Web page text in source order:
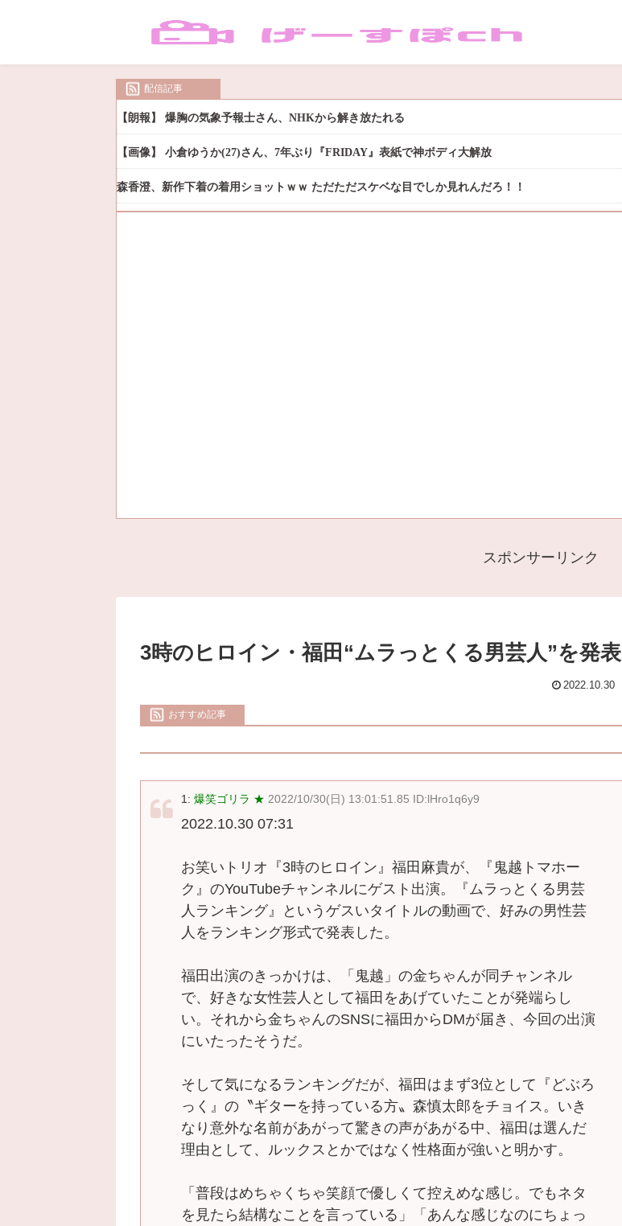
配信記事
【朗報】 爆胸の気象予報士さん、NHKから解き放たれる
【画像】 小倉ゆうか(27)さん、7年ぶり『FRIDAY』表紙で神ボディ大解放
森香澄、新作下着の着用ショットｗｗ ただただスケベな目でしか見れんだろ！！
スポンサーリンク
3時のヒロイン・福田“ムラっとくる男芸人”を発表
2022.10.30
おすすめ記事
1: 爆笑ゴリラ ★ 2022/10/30(日) 13:01:51.85 ID:lHro1q6y9
2022.10.30 07:31
お笑いトリオ『3時のヒロイン』福田麻貴が、『鬼越トマホー
ク』のYouTubeチャンネルにゲスト出演。『ムラっとくる男芸
人ランキング』というゲスいタイトルの動画で、好みの男性芸
人をランキング形式で発表した。
福田出演のきっかけは、「鬼越」の金ちゃんが同チャンネル
で、好きな女性芸人として福田をあげていたことが発端らし
い。それから金ちゃんのSNSに福田からDMが届き、今回の出演
にいたったそうだ。
そして気になるランキングだが、福田はまず3位として『どぶろ
っく』の〝ギターを持っている方〟森慎太郎をチョイス。いき
なり意外な名前があがって驚きの声があがる中、福田は選んだ
理由として、ルックスとかではなく性格面が強いと明かす。
「普段はめちゃくちゃ笑顔で優しくて控えめな感じ。でもネタ
を見たら結構なことを言っている」「あんな感じなのにちょっ